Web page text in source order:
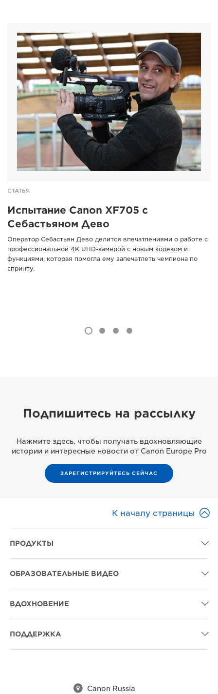
СТАТЬЯ
Испытание Canon XF705 с
Себастьяном Дево
Оператор Себастьян Дево делится впечатлениями о работе с
профессиональной 4K UHD-камерой с новым кодеком и
функциями, которая помогла ему запечатлеть чемпиона по
спринту.
Подпишитесь на рассылку
Нажмите здесь, чтобы получать вдохновляющие
истории и интересные новости от Canon Europe Pro
ЗАРЕГИСТРИРУЙТЕСЬ СЕЙЧАС
К началу страницы 
ПРОДУКТЫ 
ОБРАЗОВАТЕЛЬНЫЕ ВИДЕО 
ВДОХНОВЕНИЕ 
ПОДДЕРЖКА 
 Canon Russia